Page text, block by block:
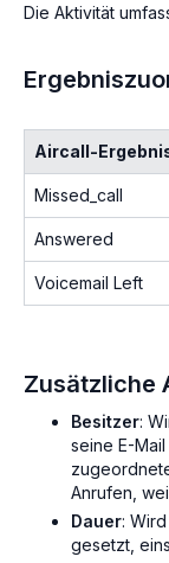
Die Aktivität
Aircall-
Missed_call
Answered
Voicemail Left
Zusätzliche
Besitzer:
seine E-
Anrufen,
Dauer:
gesetzt,